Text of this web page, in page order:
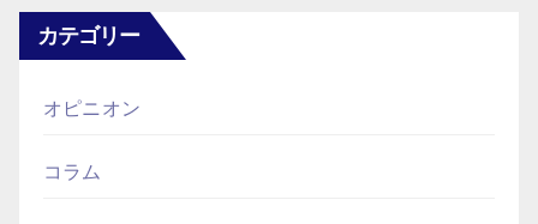
カテゴリー
オピニオン
コラム